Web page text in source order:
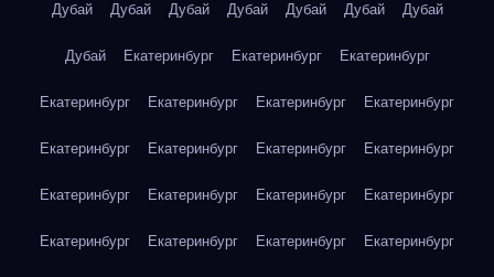
Дубай Дубай Дубай Дубай Дубай Дубай Дубай
Дубай Екатеринбург Екатеринбург Екатеринбург
Екатеринбург Екатеринбург Екатеринбург Екатеринбург
Екатеринбург Екатеринбург Екатеринбург Екатеринбург
Екатеринбург Екатеринбург Екатеринбург Екатеринбург
Екатеринбург Екатеринбург Екатеринбург Екатеринбург